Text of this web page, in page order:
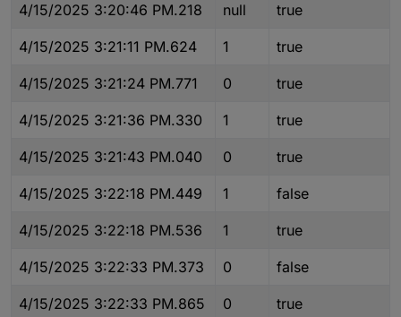
4/15/2025 3:20:46 PM.218 null true
4/15/2025 3:21:11 PM.624 1 true
4/15/2025 3:21:24 PM.771 0 true
4/15/2025 3:21:36 PM.330 1 true
4/15/2025 3:21:43 PM.040 0 true
4/15/2025 3:22:18 PM.449 1 false
4/15/2025 3:22:18 PM.536 1 true
4/15/2025 3:22:33 PM.373 0 false
4/15/2025 3:22:33 PM.865 0 true